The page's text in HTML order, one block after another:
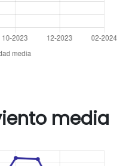
media